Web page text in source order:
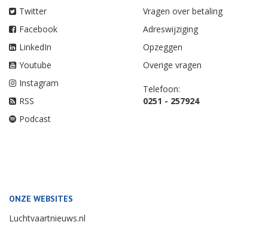
Twitter
Facebook
LinkedIn
Youtube
Instagram
RSS
Podcast
Vragen over betaling
Adreswijziging
Opzeggen
Overige vragen
Telefoon:
0251 - 257924
ONZE WEBSITES
Luchtvaartnieuws.nl